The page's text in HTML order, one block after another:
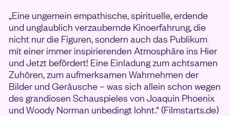
„Eine ungemein empathische, spirituelle, erdende
und unglaublich verzaubernde Kinoerfahrung, die
nicht nur die Figuren, sondern auch das Publikum
mit einer immer inspirierenden Atmosphäre ins Hier
und Jetzt befördert! Eine Einladung zum achtsamen
Zuhören, zum aufmerksamen Wahrnehmen der
Bilder und Geräusche – was sich allein schon wegen
des grandiosen Schauspieles von Joaquin Phoenix
und Woody Norman unbedingt lohnt.“ (Filmstarts.de)